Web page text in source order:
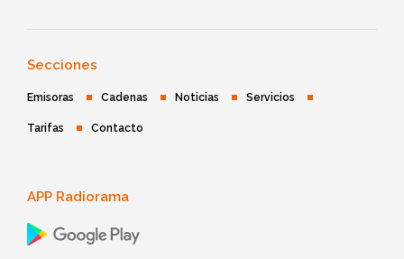
Secciones
Emisoras Cadenas Noticias Servicios
Tarifas Contacto
APP Radiorama